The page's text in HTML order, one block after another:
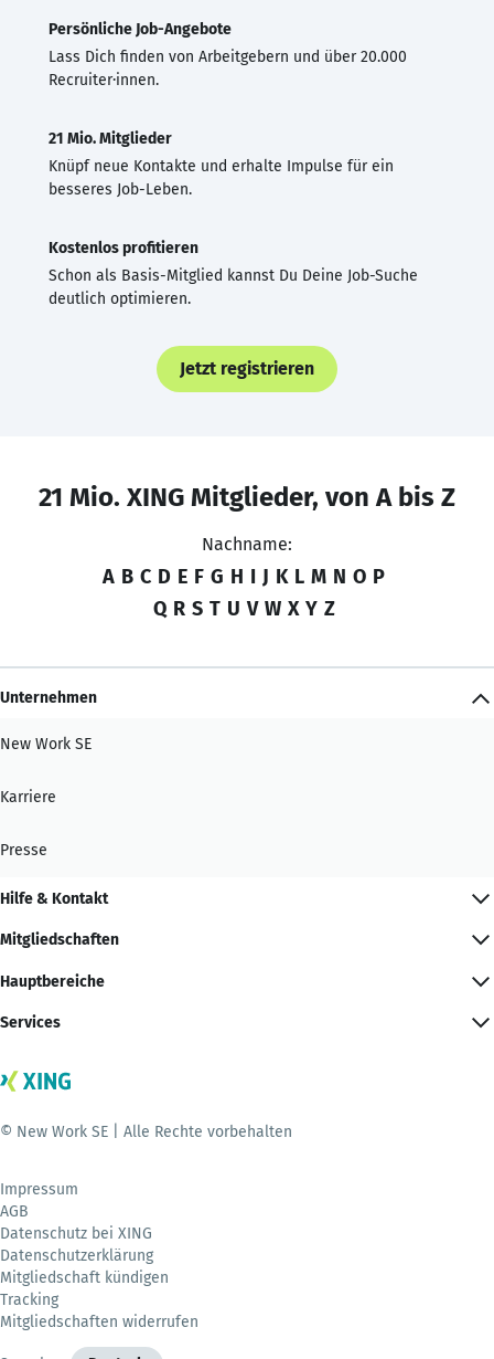
Persönliche Job-Angebote
Lass Dich finden von Arbeitgebern und über 20.000
Recruiter·innen.
21 Mio. Mitglieder
Knüpf neue Kontakte und erhalte Impulse für ein
besseres Job-Leben.
Kostenlos profitieren
Schon als Basis-Mitglied kannst Du Deine Job-Suche
deutlich optimieren.
Jetzt registrieren
21 Mio. XING Mitglieder, von A bis Z
Nachname:
A B C D E F G H I J K L M N O P
Q R S T U V W X Y Z
Unternehmen
New Work SE
Karriere
Presse
Hilfe & Kontakt
Mitgliedschaften
Hauptbereiche
Services
© New Work SE | Alle Rechte vorbehalten
Impressum
AGB
Datenschutz bei XING
Datenschutzerklärung
Mitgliedschaft kündigen
Tracking
Mitgliedschaften widerrufen